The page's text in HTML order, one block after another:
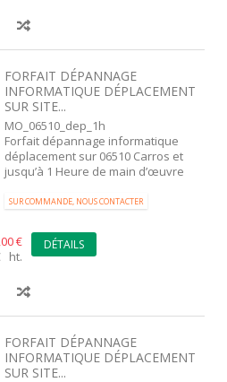
FORFAIT DÉPANNAGE
INFORMATIQUE DÉPLACEMENT
SUR SITE...
MO_06510_dep_1h
Forfait dépannage informatique
déplacement sur 06510 Carros et
jusqu’à 1 Heure de main d’œuvre
SUR COMMANDE, NOUS CONTACTER
€
ht.
DÉTAILS
FORFAIT DÉPANNAGE
INFORMATIQUE DÉPLACEMENT
SUR SITE...